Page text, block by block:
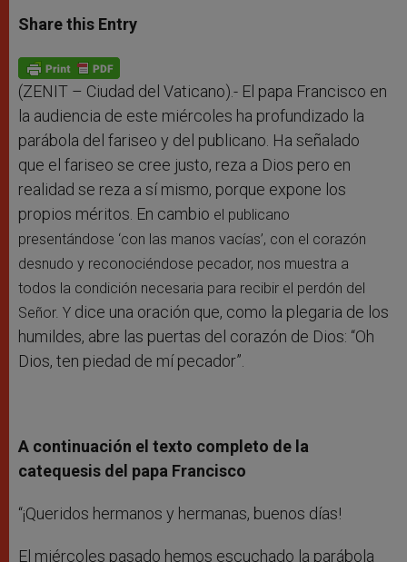
t
s
p
p
s
e
g
e
e
b
o
k
Share this Entry
(ZENIT – Ciudad del Vaticano).- El papa Francisco en
la audiencia de este miércoles ha profundizado la
parábola del fariseo y del publicano. Ha señalado
que el fariseo se cree justo, reza a Dios pero en
realidad se reza a sí mismo, porque expone los
propios méritos. En cambio el publicano
presentándose ‘con las manos vacías’, con el corazón
desnudo y reconociéndose pecador, nos muestra a
todos la condición necesaria para recibir el perdón del
Señor. Y dice una oración que, como la plegaria de los
humildes, abre las puertas del corazón de Dios: “Oh
Dios, ten piedad de mí pecador”.
A continuación el texto completo de la
catequesis del papa Francisco
“¡Queridos hermanos y hermanas, buenos días!
El miércoles pasado hemos escuchado la parábola